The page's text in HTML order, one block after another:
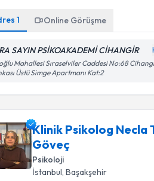
1 Online Görüşme
SAYIN PSİKOAKADEMİ CİHANGİR
Mahallesi Sıraselviler Caddesi No:68
Üstü Simge Apartmanı Kat:2
Klinik Psikolog Necla
Göveç
Psikoloji
İstanbul , Başakşehir